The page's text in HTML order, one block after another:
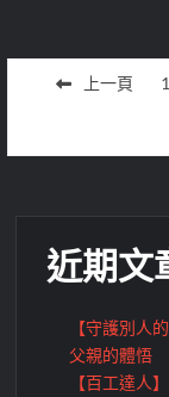
文
分
上一頁 1
近期文
【守護別人
父親的體悟
【百工達人